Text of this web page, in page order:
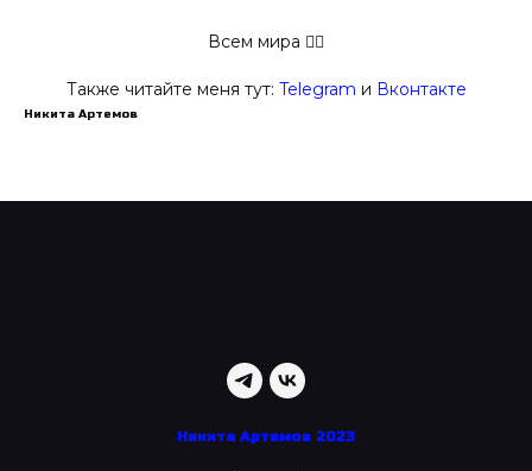
Всем мира ✋🏻
Также читайте меня тут: Telegram и Вконтакте
Никита Артемов
Никита Артемов 2023